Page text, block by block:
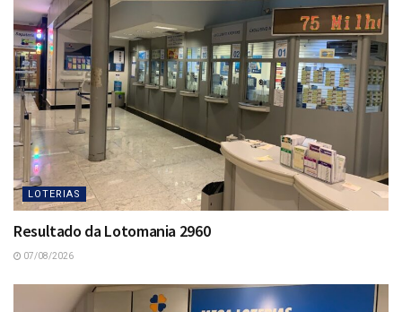
LOTERIAS
Resultado da Lotomania 2960
07/08/2026